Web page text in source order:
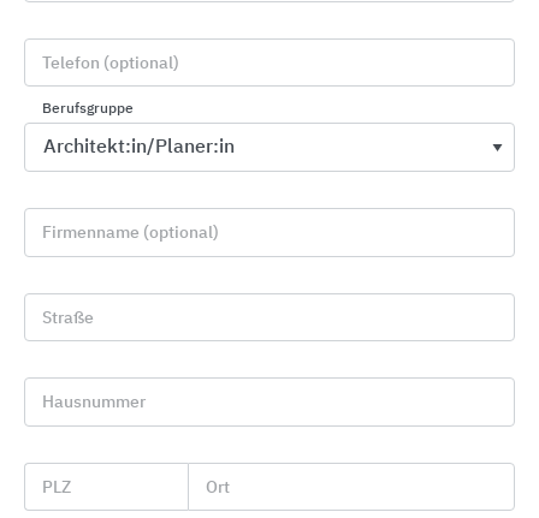
MyDesign by Schlüter-Systems
Telefon (optional)
Berufsgruppe
Firmenname (optional)
Straße
Hausnummer
PLZ Ort